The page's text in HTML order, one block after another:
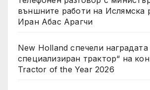
външните работи на Ислямска
Иран Абас Арагчи
New Holland спечели
специализиран трактор“ на
Tractor of the Year 2026